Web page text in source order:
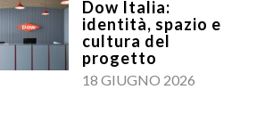
Dow Italia:
identità, spazio e
cultura del
progetto
18 GIUGNO 2026